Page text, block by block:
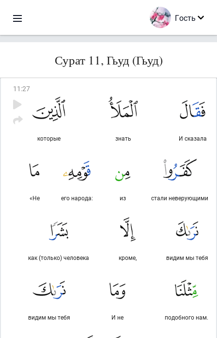
Гость
Сурат 11, Гьуд (Гьуд)
11 :27
И сказала
знать
которые
стали неверующими
из
его народа:
«Не
видим мы тебя
кроме,
как (только) человека
подобного нам.
И не
видим мы тебя